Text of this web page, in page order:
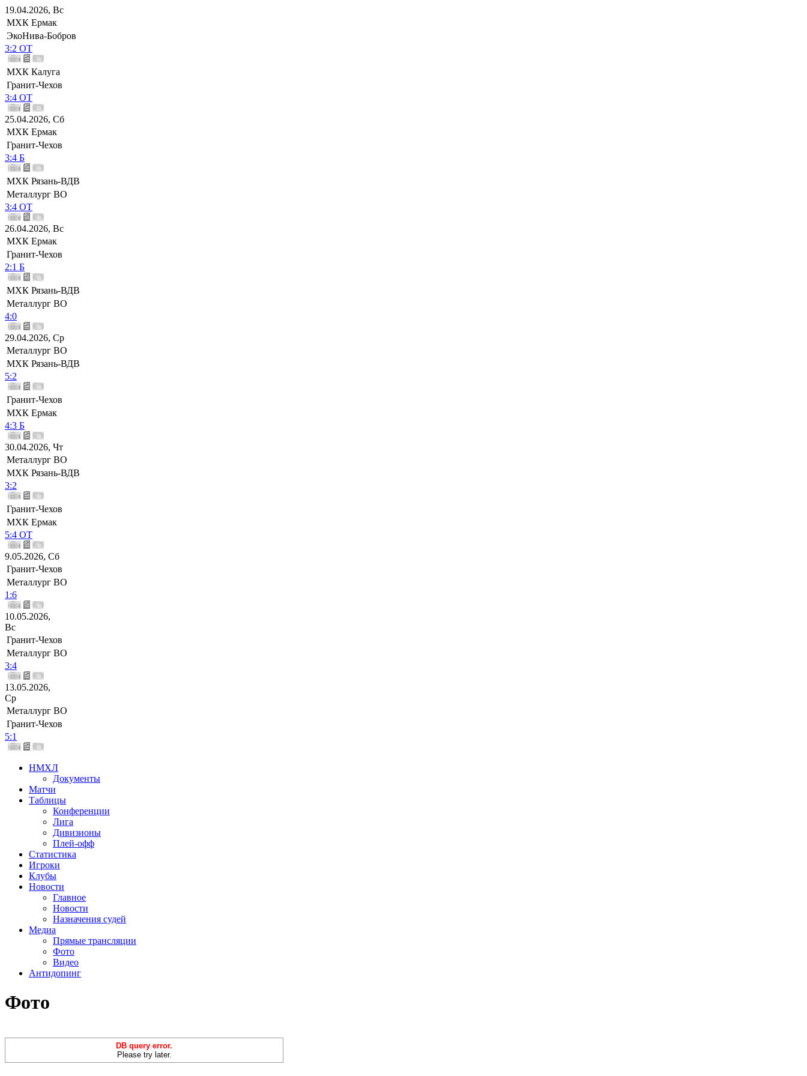
19.04.2026, Вс
МХК Ермак
ЭкоНива-Бобров
3:2 ОТ
МХК Калуга
Гранит-Чехов
3:4 ОТ
25.04.2026, Сб
МХК Ермак
Гранит-Чехов
3:4 Б
МХК Рязань-ВДВ
Металлург ВО
3:4 ОТ
26.04.2026, Вс
МХК Ермак
Гранит-Чехов
2:1 Б
МХК Рязань-ВДВ
Металлург ВО
4:0
29.04.2026, Ср
Металлург ВО
МХК Рязань-ВДВ
5:2
Гранит-Чехов
МХК Ермак
4:3 Б
30.04.2026, Чт
Металлург ВО
МХК Рязань-ВДВ
3:2
Гранит-Чехов
МХК Ермак
5:4 ОТ
9.05.2026, Сб
Гранит-Чехов
Металлург ВО
1:6
10.05.2026,
Вс
Гранит-Чехов
Металлург ВО
3:4
13.05.2026,
Ср
Металлург ВО
Гранит-Чехов
5:1
НМХЛ
Документы
Матчи
Таблицы
Конференции
Лига
Дивизионы
Плей-офф
Статистика
Игроки
Клубы
Новости
Главное
Новости
Назначения судей
Медиа
Прямые трансляции
Фото
Видео
Антидопинг
Фото
DB query error.
Please try later.